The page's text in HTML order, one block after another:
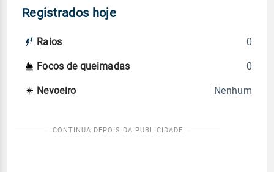
Registrados hoje
Raios 0
Focos de queimadas 0
Nevoeiro Nenhum